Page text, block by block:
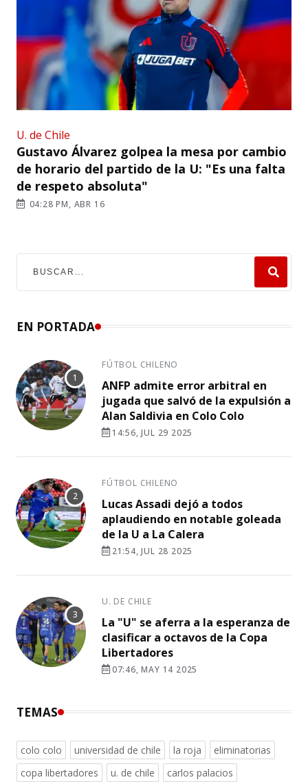
U. de Chile
Gustavo Álvarez golpea la mesa por cambio
de horario del partido de la U: "Es una falta
de respeto absoluta"
04:28 PM, ABR 16
EN PORTADA
FÚTBOL CHILENO
ANFP admite error arbitral en
jugada que salvó de la expulsión a
Alan Saldivia en Colo Colo
14:56, JUL 29 2025
FÚTBOL CHILENO
Lucas Assadi dejó a todos
aplaudiendo en notable goleada
de la U a La Calera
21:54, JUL 28 2025
U. DE CHILE
La "U" se aferra a la esperanza de
clasificar a octavos de la Copa
Libertadores
07:46, MAY 14 2025
TEMAS
colo colo universidad de chile la roja
eliminatorias
copa libertadores
u. de chile
carlos palacios